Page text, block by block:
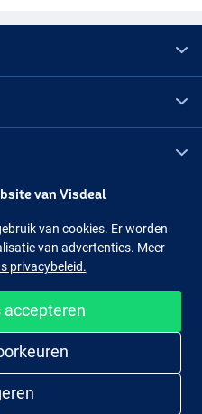
Instagram
Makkelijk en veilig shoppen
van Visdeal
van cookies. Er worden
van advertenties. Meer
privacybeleid.
accepteren